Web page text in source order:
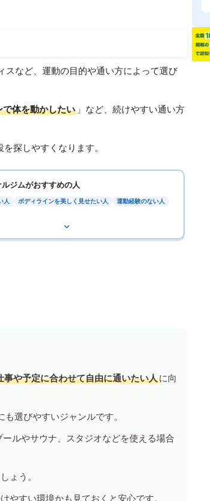
スなど、運動の目的や通い方によって選び
で体を動かしたい 」など、続けやすい通い方
探しやすくなります。
ジムがおすすめの人
人 ボディラインを美しく見せたい人 運動経験のない人
事や予定に合わせて自由に通いたい人に向
も選びやすいジャンルです。
ルやサウナ、スタジオなどを使える場合
ょう。
やすい環境かも見ておくと安心です。